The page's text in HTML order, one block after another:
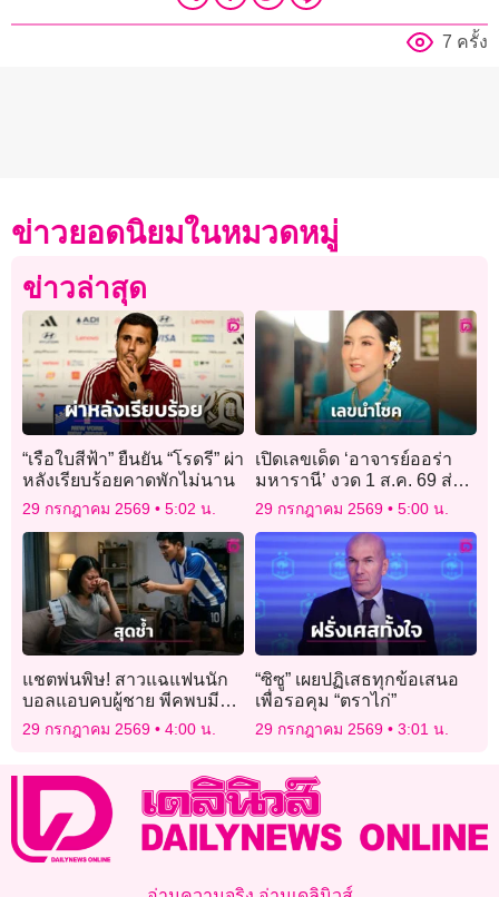
7 ครั้ง
ข่าวยอดนิยมในหมวดหมู่
ข่าวล่าสุด
“เรือใบสีฟ้า” ยืนยัน “โรดรี” ผ่า
หลังเรียบร้อยคาดพักไม่นาน
29 กรกฎาคม 2569 5:02 น.
เปิดเลขเด็ด ‘อาจารย์ออร่า
มหารานี’ งวด 1 ส.ค. 69 ส่อง
ชัดๆ ยันต์แดง-ป้ายปักผลไม้
ลุ้นโชครวยยกแผง!
29 กรกฎาคม 2569 5:00 น.
แชตพ่นพิษ! สาวแฉแฟนนัก
บอลแอบคบผู้ชาย พีคพบมี
แชตหวานกับ ‘ครูชาย’ เค้น
ถามเจอชักปืนจ่อ ลั่นเข็ดแล้ว!
29 กรกฎาคม 2569 4:00 น.
“ซิซู” เผยปฏิเสธทุกข้อเสนอ
เพื่อรอคุม “ตราไก่”
29 กรกฎาคม 2569 3:01 น.